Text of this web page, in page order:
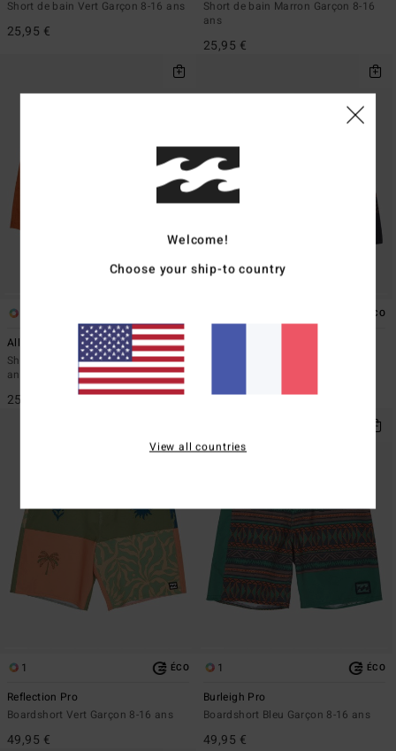
Short de bain Vert Garçon 8-16 ans
25,95 €
Short de bain Marron Garçon 8-16
ans
25,95 €
All Day Layback 14"
Short de bain Orange Garçon 8-16
ans
25,95 €
ÉCO
1 ÉCO
Reflection Pro
Boardshort Vert Garçon 8-16 ans
49,95 €
1 ÉCO
Burleigh Pro
Boardshort Bleu Garçon 8-16 ans
49,95 €
Welcome!
Choose your ship-to country
View all countries